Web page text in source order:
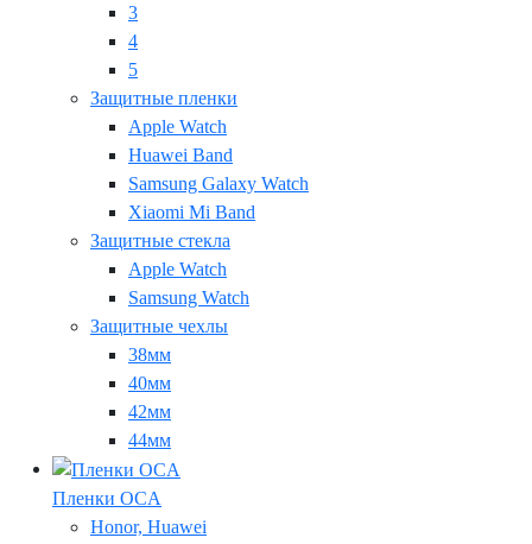
3
4
5
Защитные пленки
Apple Watch
Huawei Band
Samsung Galaxy Watch
Xiaomi Mi Band
Защитные стекла
Apple Watch
Samsung Watch
Защитные чехлы
38мм
40мм
42мм
44мм
Пленки OCA
Honor, Huawei